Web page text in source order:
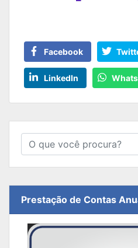
Facebook
LinkedIn
Prestação de Contas